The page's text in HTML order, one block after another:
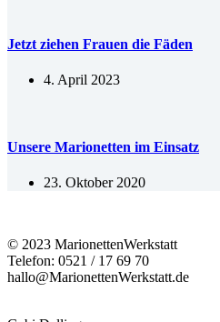
Jetzt ziehen Frauen die Fäden
4. April 2023
Unsere Marionetten im Einsatz
23. Oktober 2020
© 2023 MarionettenWerkstatt
Telefon: 0521 / 17 69 70
hallo@MarionettenWerkstatt.de